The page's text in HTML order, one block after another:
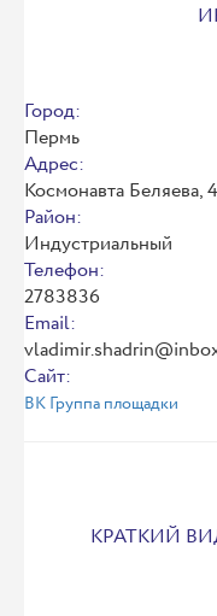
Город:
Пермь
Адрес:
Космонавта Беляева,
Район:
Индустриальный
Телефон:
2783836
Email:
Сайт:
ВК Группа площадки
КРАТКИЙ